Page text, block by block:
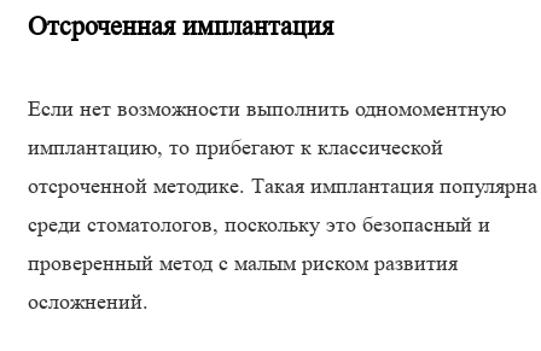
Отсроченная имплантация
Если нет возможности выполнить одномоментную
имплантацию, то прибегают к классической
отсроченной методике. Такая имплантация популярна
среди стоматологов, поскольку это безопасный и
проверенный метод с малым риском развития
осложнений.